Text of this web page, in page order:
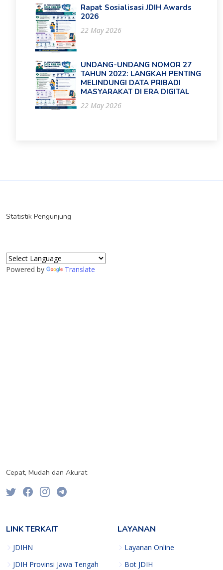
Rapat Sosialisasi JDIH Awards
2026
22 May 2026
UNDANG-UNDANG NOMOR 27
TAHUN 2022: LANGKAH PENTING
MELINDUNGI DATA PRIBADI
MASYARAKAT DI ERA DIGITAL
22 May 2026
Statistik Pengunjung
Powered by Translate
Cepat, Mudah dan Akurat
LINK TERKAIT
JDIHN
JDIH Provinsi Jawa Tengah
LAYANAN
Layanan Online
Bot JDIH